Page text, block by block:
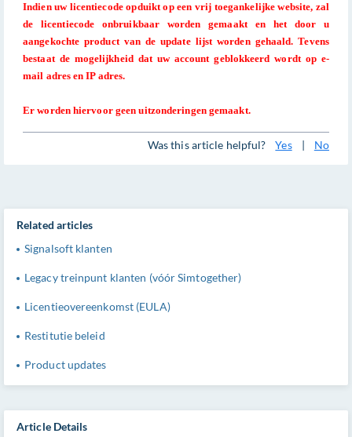
Indien uw licentiecode opduikt op een vrij toegankelijke website, zal
de licentiecode onbruikbaar worden gemaakt en het door u
aangekochte product van de update lijst worden gehaald. Tevens
bestaat de mogelijkheid dat uw account geblokkeerd wordt op e-
mail adres en IP adres.
Er worden hiervoor geen uitzonderingen gemaakt.
Was this article helpful? Yes | No
Article Details
Related articles
Signalsoft klanten
Legacy treinpunt klanten (vóór Simtogether)
Licentieovereenkomst (EULA)
Restitutie beleid
Product updates